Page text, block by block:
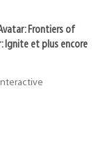
Frontiers of
Ignite et plus encore